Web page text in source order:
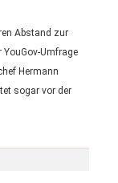
Abstand zur
YouGov-Umfrage
Hermann
sogar vor der